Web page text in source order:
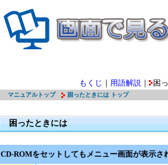
もくじ ｜ 用語解説 ｜ 困
マニュアルトップ 困ったときには トップ
困ったときには
CD-ROMをセットしてもメニュー画面が表示さ